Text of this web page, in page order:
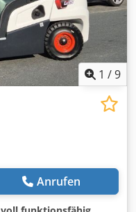
1 /9
Anrufen